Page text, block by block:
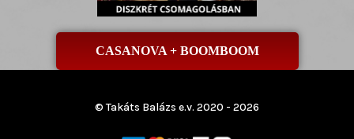
CASANOVA + BOOMBOOM
© Takáts Balázs e.v. 2020 - 2026